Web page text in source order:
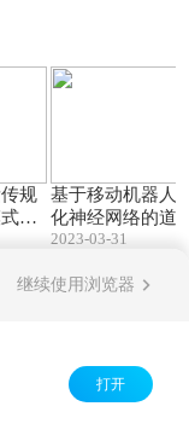
规
自
基于移动机器人
化神经网络的道
实时分割
2023-03-31
继续使用浏览器
打开